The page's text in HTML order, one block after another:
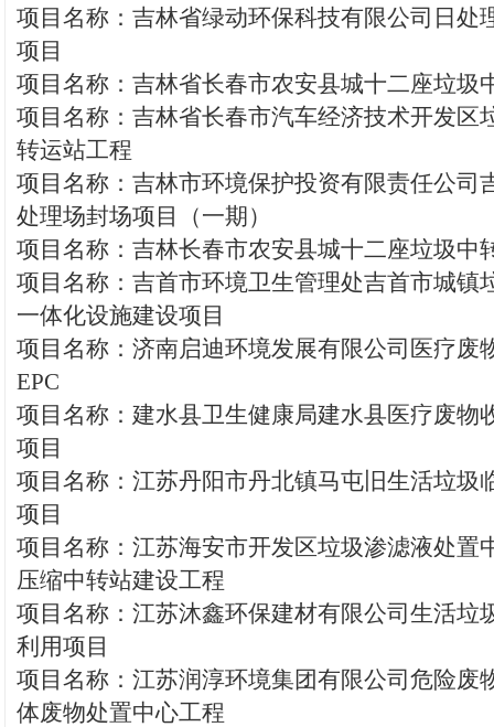
项目名称：吉林省绿动环保科技有限公司日处
项目
项目名称：吉林省长春市农安县城十二座垃圾
项目名称：吉林省长春市汽车经济技术开发区
转运站工程
项目名称：吉林市环境保护投资有限责任公司
处理场封场项目（一期）
项目名称：吉林长春市农安县城十二座垃圾中
项目名称：吉首市环境卫生管理处吉首市城镇
一体化设施建设项目
项目名称：济南启迪环境发展有限公司医疗废
EPC
项目名称：建水县卫生健康局建水县医疗废物
项目
项目名称：江苏丹阳市丹北镇马屯旧生活垃圾
项目
项目名称：江苏海安市开发区垃圾渗滤液处置
压缩中转站建设工程
项目名称：江苏沐鑫环保建材有限公司生活垃
利用项目
项目名称：江苏润淳环境集团有限公司危险废
体废物处置中心工程